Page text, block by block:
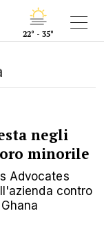
22° - 35°
negli
minorile
Advocates
contro